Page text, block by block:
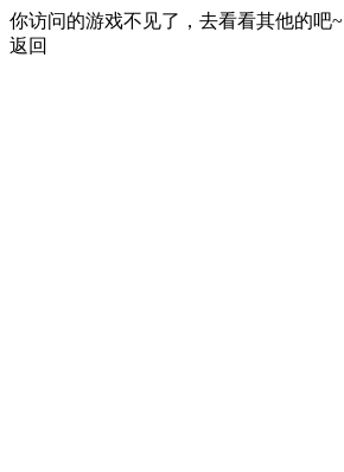
你访问的游戏不见了，去看看其他的吧~
返回